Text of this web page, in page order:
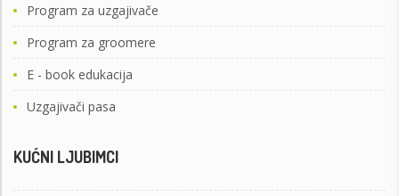
Program za uzgajivače
Program za groomere
E - book edukacija
Uzgajivači pasa
KUĆNI LJUBIMCI